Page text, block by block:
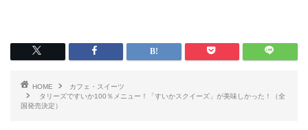
HOME
カフェ・スイーツ
タリーズですいか100％メニュー！「すいかスクイーズ」が美味しかった！（全
国発売決定）